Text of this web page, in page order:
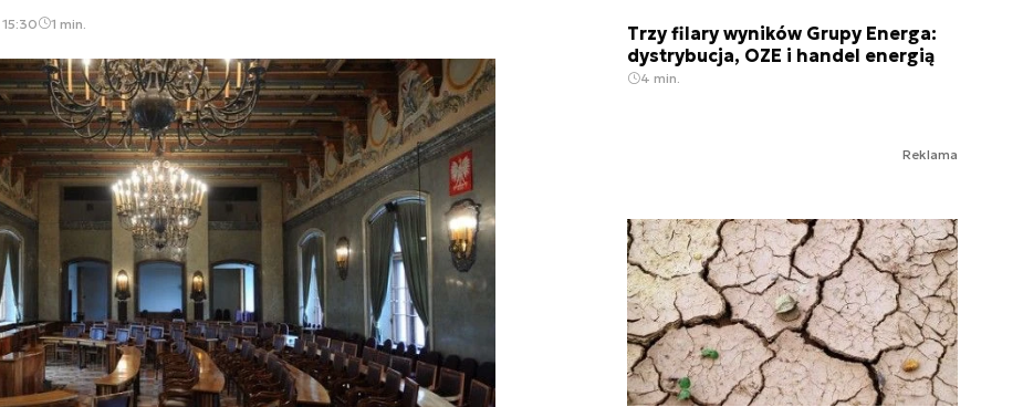
1 min.
Trzy filary wyników Grupy Energa:
dystrybucja, OZE i handel energią
4 min.
Reklama